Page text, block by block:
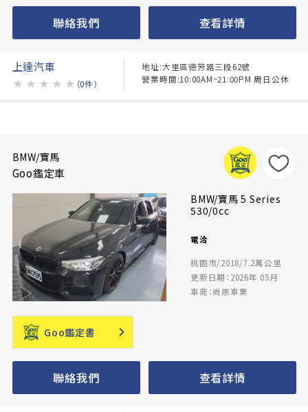
聯絡我們 查看詳情
上達汽車
★ ★ ★ ★ ★ （0件）
地址:大里區德芳路三段62號
營業時間:10:00AM~21:00PM 周日公休
BMW/寶馬
Goo鑑定車
BMW/寶馬 5 Series
530/0cc
電洽
桃園市/2018/7.2萬公里
更新日期：2026年 05月
車商：尚原車業
Goo鑑定書
聯絡我們 查看詳情